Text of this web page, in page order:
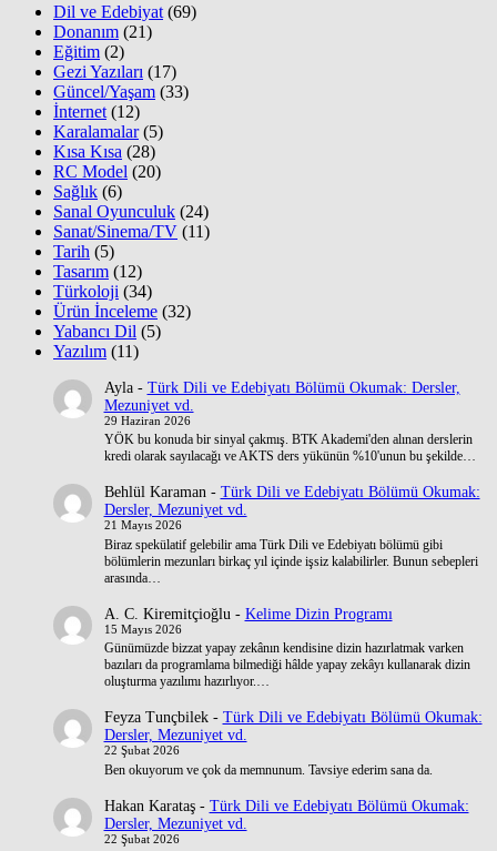
Dil ve Edebiyat (69)
Donanım (21)
Eğitim (2)
Gezi Yazıları (17)
Güncel/Yaşam (33)
İnternet (12)
Karalamalar(5)
Kısa Kısa (28)
RC Model (20)
Sağlık (6)
Sanal Oyunculuk (24)
Sanat/Sinema/TV (11)
Tarih (5)
Tasarım (12)
Türkoloji (34)
Ürün İnceleme (32)
Yabancı Dil (5)
Yazılım (11)
Ayla- Türk Dili ve Edebiyatı Bölümü Okumak: Dersler,
Mezuniyet vd.
29 Haziran 2026
YÖK bu konuda bir sinyal çakmış. BTK Akademi'den alınan derslerin
kredi olarak sayılacağı ve AKTS ders yükünün %10'unun bu şekilde…
Behlül Karaman- Türk Dili ve Edebiyatı Bölümü Okumak:
Dersler, Mezuniyet vd.
21 Mayıs 2026
Biraz spekülatif gelebilir ama Türk Dili ve Edebiyatı bölümü gibi
bölümlerin mezunları birkaç yıl içinde işsiz kalabilirler. Bunun sebepleri
arasında…
A. C. Kiremitçioğlu - Kelime Dizin Programı
15 Mayıs 2026
Günümüzde bizzat yapay zekânın kendisine dizin hazırlatmak varken
bazıları da programlama bilmediği hâlde yapay zekâyı kullanarak dizin
oluşturma yazılımı hazırlıyor.…
Feyza Tunçbilek- Türk Dili ve Edebiyatı Bölümü Okumak:
Dersler, Mezuniyet vd.
22 Şubat 2026
Ben okuyorum ve çok da memnunum. Tavsiye ederim sana da.
Hakan Karataş- Türk Dili ve Edebiyatı Bölümü Okumak:
Dersler, Mezuniyet vd.
22 Şubat 2026